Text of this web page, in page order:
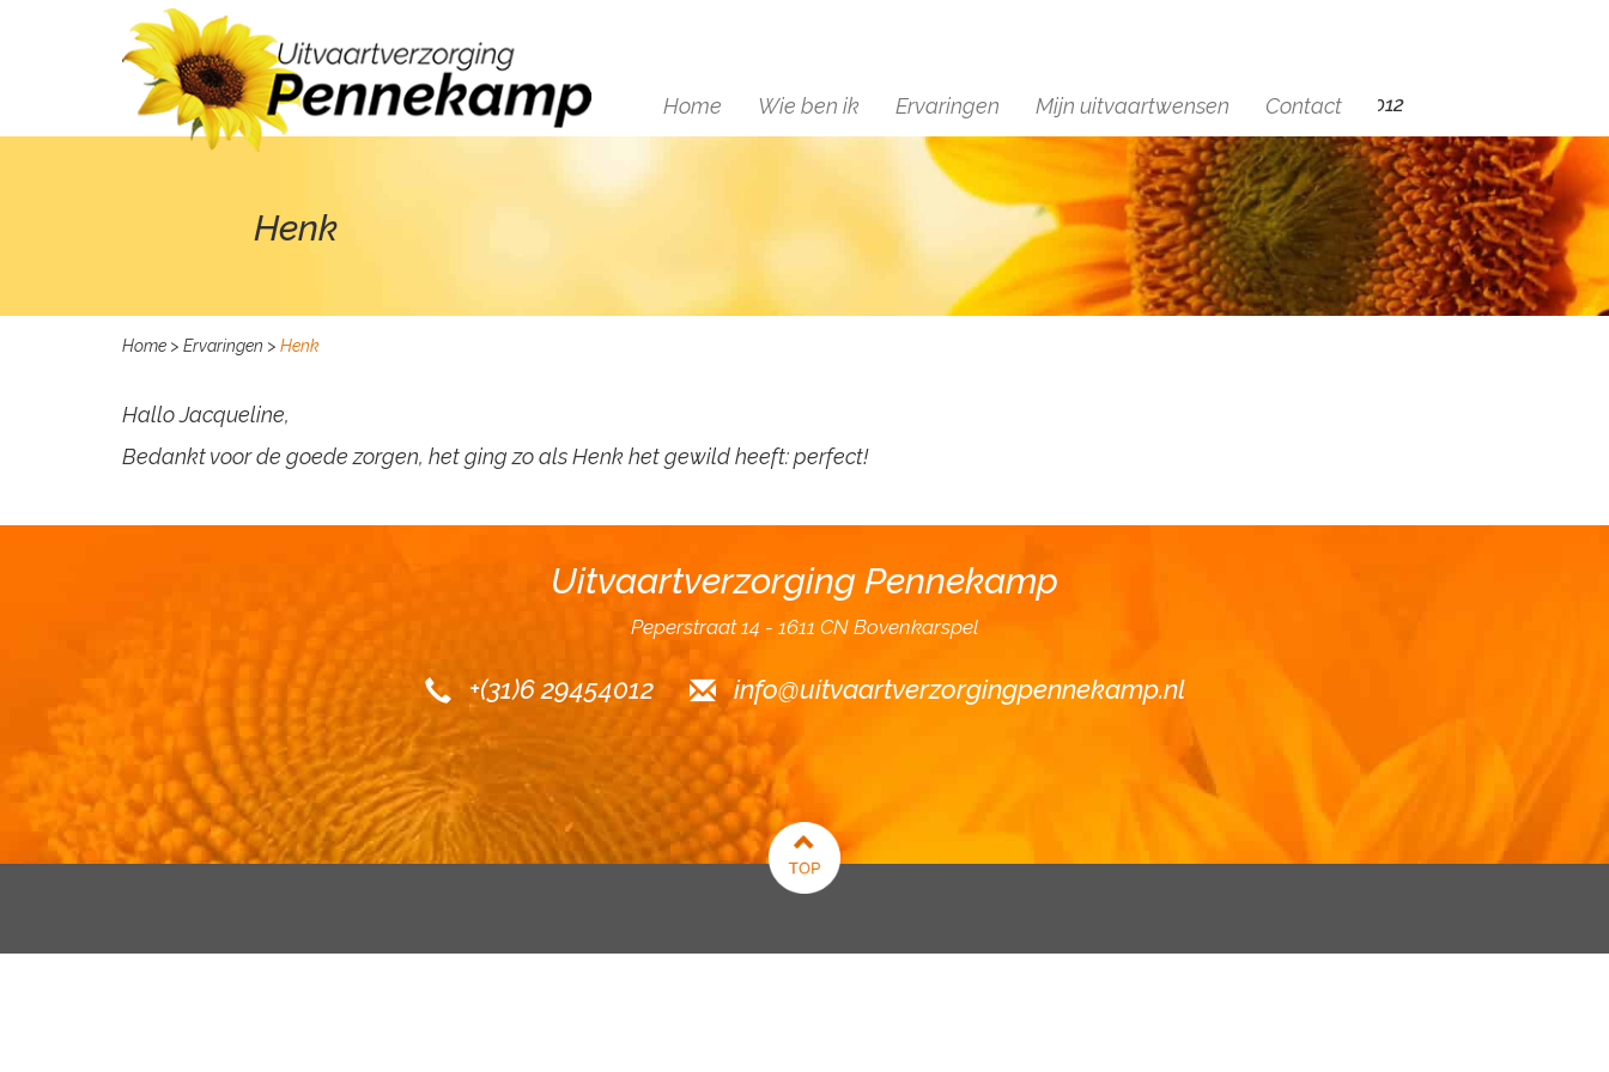
+(31)6 29454012
Home Wie ben ik Ervaringen Mijn uitvaartwensen Contact
Henk
Home > Ervaringen > Henk
Hallo Jacqueline,
Bedankt voor de goede zorgen, het ging zo als Henk het gewild heeft: perfect!
Uitvaartverzorging Pennekamp
Peperstraat 14 1611 CN Bovenkarspel
+(31)6 29454012 info@uitvaartverzorgingpennekamp.nl